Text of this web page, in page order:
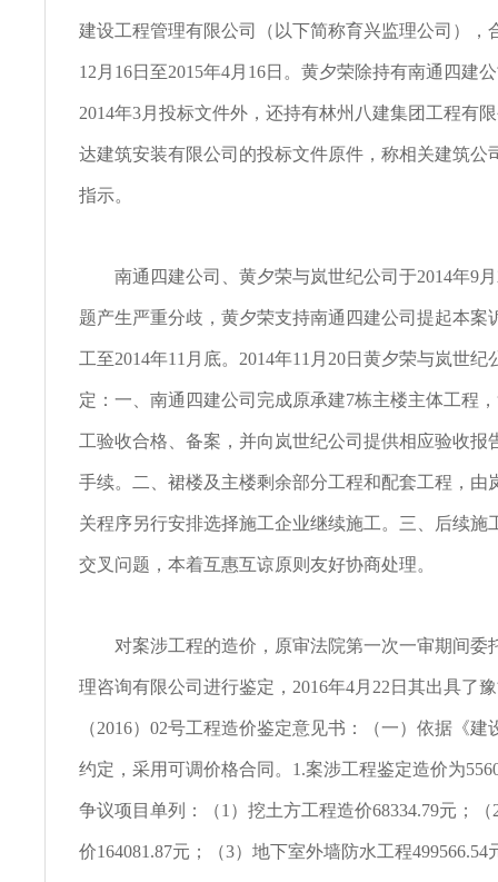
建设工程管理有限公司（以下简称育兴监理公司），
12月16日至2015年4月16日。黄夕荣除持有南通四建
2014年3月投标文件外，还持有林州八建集团工程有
达建筑安装有限公司的投标文件原件，称相关建筑公
指示。
南通四建公司、黄夕荣与岚世纪公司于2014年9月
题产生严重分歧，黄夕荣支持南通四建公司提起本案
工至2014年11月底。2014年11月20日黄夕荣与岚世纪
定：一、南通四建公司完成原承建7栋主楼主体工程
工验收合格、备案，并向岚世纪公司提供相应验收报
手续。二、裙楼及主楼剩余部分工程和配套工程，由
关程序另行安排选择施工企业继续施工。三、后续施
交叉问题，本着互惠互谅原则友好协商处理。
对案涉工程的造价，原审法院第一次一审期间委
理咨询有限公司进行鉴定，2016年4月22日其出具了
（2016）02号工程造价鉴定意见书：（一）依据《
约定，采用可调价格合同。1.案涉工程鉴定造价为
争议项目单列：（1）挖土方工程造价68334.79元；
价164081.87元；（3）地下室外墙防水工程499566.54